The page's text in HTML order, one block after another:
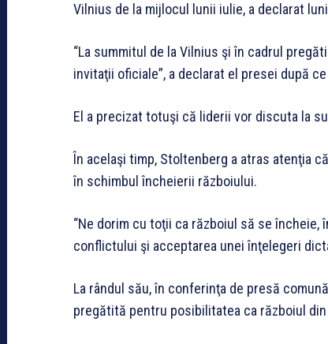
Vilnius de la mijlocul lunii iulie, a declarat
“La summitul de la Vilnius şi în cadrul
invitaţii oficiale”, a declarat el presei după
El a precizat totuşi că liderii vor discuta la
În acelaşi timp, Stoltenberg a atras atenţia
în schimbul încheierii războiului.
“Ne dorim cu toţii ca războiul să se
conflictului şi acceptarea unei înţelegeri
La rândul său, în conferinţa de presă
pregătită pentru posibilitatea ca războiul